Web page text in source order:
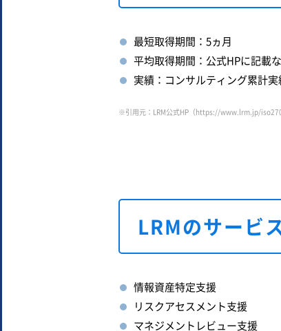
最短取得期間：5ヵ月
平均取得期間：公式HPに記載
実績：コンサルティング累計実
※引用元：LRM公式HP（https://www.lrm.jp/
LRMのサービ
情報資産特定支援
リスクアセスメント支援
マネジメントレビュー支援